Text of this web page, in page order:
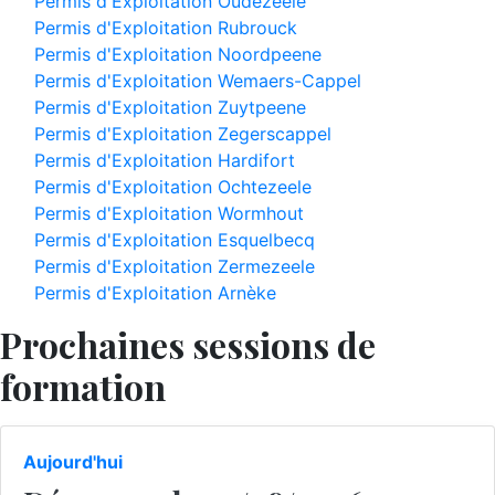
Permis d'Exploitation Rubrouck
Permis d'Exploitation Noordpeene
Permis d'Exploitation Wemaers-Cappel
Permis d'Exploitation Zuytpeene
Permis d'Exploitation Zegerscappel
Permis d'Exploitation Hardifort
Permis d'Exploitation Ochtezeele
Permis d'Exploitation Wormhout
Permis d'Exploitation Esquelbecq
Permis d'Exploitation Zermezeele
Permis d'Exploitation Arnèke
Prochaines sessions de
formation
Aujourd'hui